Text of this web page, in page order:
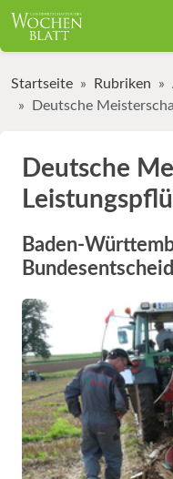
Startseite Rubriken
Deutsche
Deutsche
Baden-